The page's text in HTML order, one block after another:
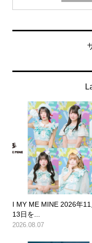
I MY ME MINE 2026年11
13日を...
2026.08.07